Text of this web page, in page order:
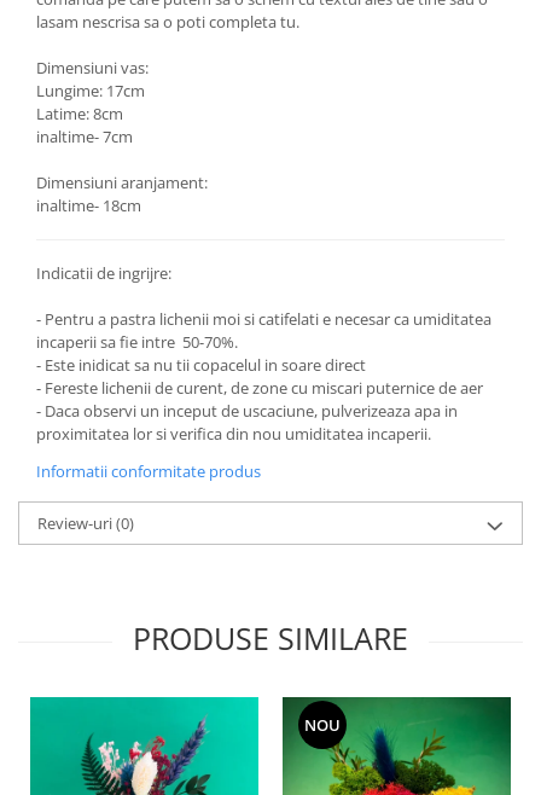
lasam nescrisa sa o poti completa tu.
Dimensiuni vas:
Lungime: 17cm
Latime: 8cm
inaltime- 7cm
Dimensiuni aranjament:
inaltime- 18cm
Indicatii de ingrijre:
- Pentru a pastra lichenii moi si catifelati e necesar ca umiditatea
incaperii sa fie intre 50-70%.
- Este inidicat sa nu tii copacelul in soare direct
- Fereste lichenii de curent, de zone cu miscari puternice de aer
- Daca observi un inceput de uscaciune, pulverizeaza apa in
proximitatea lor si verifica din nou umiditatea incaperii.
Informatii conformitate produs
Review-uri(0)
PRODUSE SIMILARE
NOU